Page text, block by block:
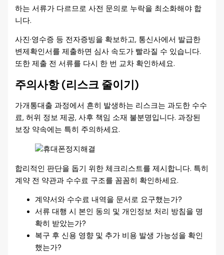
하는 서류가 다르므로 사전 문의로 누락을 최소화해야 합
니다.
사진·영수증 등 전자증빙을 확보하고, 통신사에서 발급한
변제확인서를 제출하면 심사 속도가 빨라질 수 있습니다.
또한 제출 전 서류를 다시 한 번 교차 확인하세요.
주의사항 (리스크 줄이기)
가개통대출 과정에서 흔히 발생하는 리스크는 과도한 수수
료, 허위 정보 제공, 사후 책임 소재 불분명입니다. 과장된
보장 약속에는 특히 주의하세요.
합리적인 판단을 돕기 위한 체크리스트를 제시합니다. 특히
계약 전 약관과 수수료 구조를 꼼꼼히 확인하세요.
계약서와 수수료 내역을 문서로 요구했는가?
서류 대행 시 본인 동의 및 개인정보 처리 방침을 명
확히 받았는가?
복구 후 신용 영향 및 추가 비용 발생 가능성을 확인
했는가?